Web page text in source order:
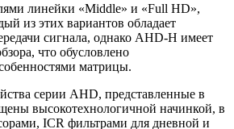
линейки «Middle» и «Full HD»,
из этих вариантов обладает
сигнала, однако AHD-H имеет
что обусловлено
матрицы.
серии AHD, представленные в
высокотехнологичной начинкой, в
ICR фильтрами для дневной и